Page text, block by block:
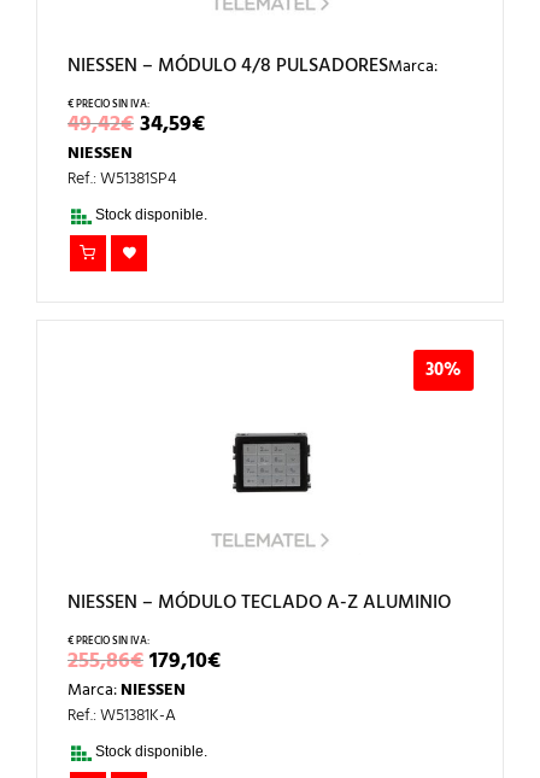
NIESSEN – MÓDULO 4/8 PULSADORES
49,42€EL
PRECIO
ERA:
49,42€.
34,59€EL
PRECIO
Marca:
NIESSEN
Ref.: W51381SP4
Stock disponible.
30%
NIESSEN – MÓDULO TECLADO A-Z ALUMINIO
255,86€EL
PRECIO
ORIGINAL
ERA:255,86€.
179,10€EL
PRECIO
Marca:NIESSEN
Ref.: W51381K-A
Stock disponible.